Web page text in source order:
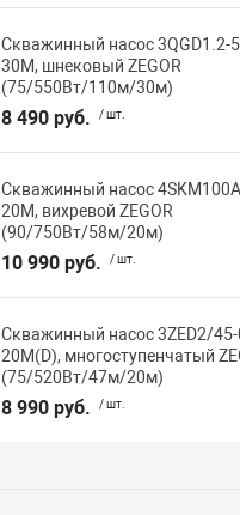
Скважинный насос 3QGD1.2-
30M, шнековый ZEGOR
(75/550Вт/110м/30м)
8 490 руб. / шт.
Скважинный насос
20M, вихревой ZEGOR
(90/750Вт/58м/20м)
10 990 руб. / шт.
Скважинный насос 3ZED2/
20M(D), многоступенчатый
(75/520Вт/47м/20м)
8 990 руб. / шт.